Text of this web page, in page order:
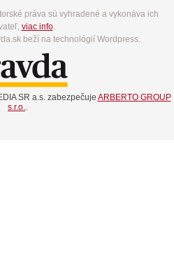
práva sú vyhradené a vykonáva ich
viac info.
beží na technológií Wordpress.
SR a.s. zabezpečuje ARBERTO GROUP
s.r.o..